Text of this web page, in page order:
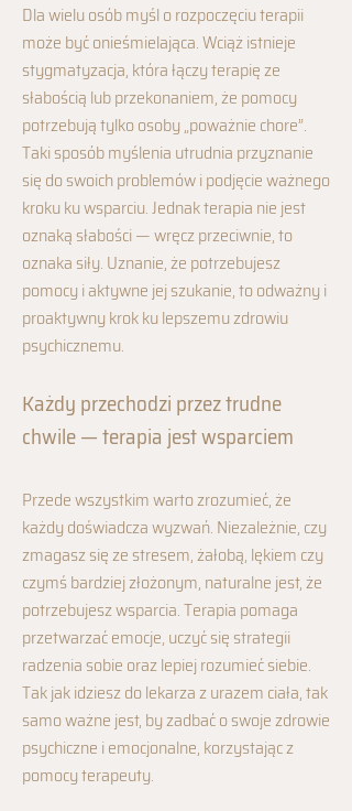
Dla wielu osób myśl o rozpoczęciu terapii
może być onieśmielająca. Wciąż istnieje
stygmatyzacja, która łączy terapię ze
słabością lub przekonaniem, że pomocy
potrzebują tylko osoby „poważnie chore”.
Taki sposób myślenia utrudnia przyznanie
się do swoich problemów i podjęcie ważnego
kroku ku wsparciu. Jednak terapia nie jest
oznaką słabości — wręcz przeciwnie, to
oznaka siły. Uznanie, że potrzebujesz
pomocy i aktywne jej szukanie, to odważny i
proaktywny krok ku lepszemu zdrowiu
psychicznemu.
Każdy przechodzi przez trudne
chwile — terapia jest wsparciem
Przede wszystkim warto zrozumieć, że
każdy doświadcza wyzwań. Niezależnie, czy
zmagasz się ze stresem, żałobą, lękiem czy
czymś bardziej złożonym, naturalne jest, że
potrzebujesz wsparcia. Terapia pomaga
przetwarzać emocje, uczyć się strategii
radzenia sobie oraz lepiej rozumieć siebie.
Tak jak idziesz do lekarza z urazem ciała, tak
samo ważne jest, by zadbać o swoje zdrowie
psychiczne i emocjonalne, korzystając z
pomocy terapeuty.